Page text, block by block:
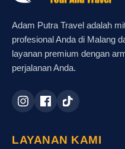
Adam Putra Travel adalah
profesional Anda di Malang
layanan premium dengan
perjalanan Anda.
LAYANAN KAMI